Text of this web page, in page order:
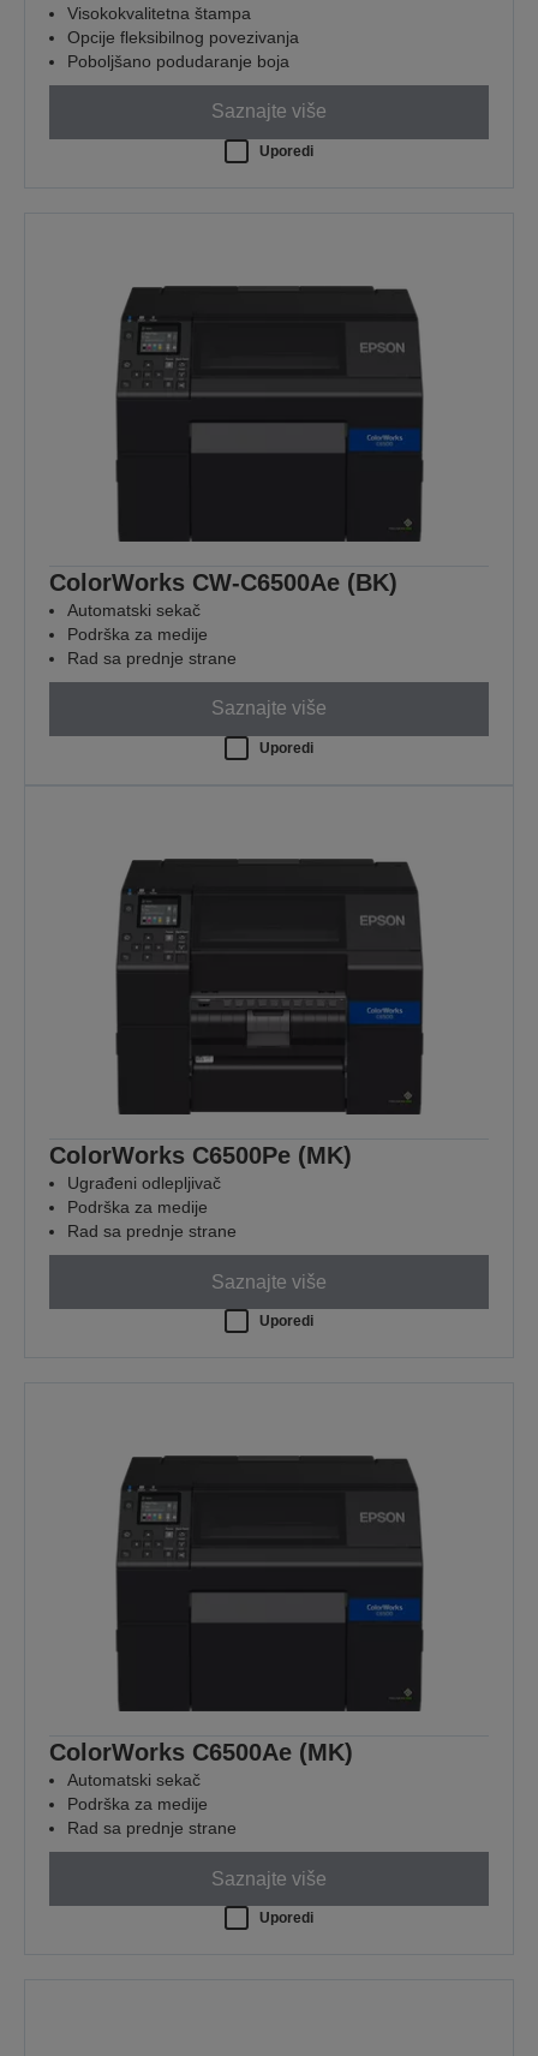
Visokokvalitetna štampa
Opcije fleksibilnog povezivanja
Poboljšano podudaranje boja
Saznajte više
Uporedi
ColorWorks CW-C6500Ae (BK)
Automatski sekač
Podrška za medije
Rad sa prednje strane
Saznajte više
Uporedi
ColorWorks C6500Pe (MK)
Ugrađeni odlepljivač
Podrška za medije
Rad sa prednje strane
Saznajte više
Uporedi
ColorWorks C6500Ae (MK)
Automatski sekač
Podrška za medije
Rad sa prednje strane
Saznajte više
Uporedi